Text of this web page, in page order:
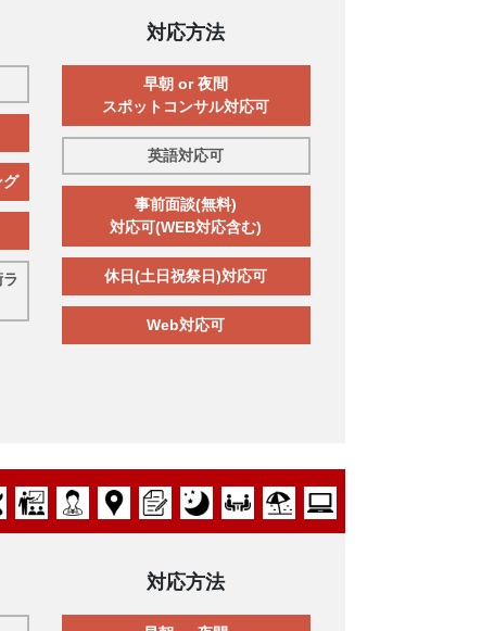
グ
対応方法
早朝 or 夜間
スポットコンサル対応可
英語対応可
事前面談(無料)
対応可(WEB対応含む)
休日(土日祝祭日)対応可
Web対応可
対応方法